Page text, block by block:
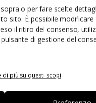
o per fare scelte
sito. È possibile modificare
il ritiro del consenso,
di gestione del
di più su questi scopi